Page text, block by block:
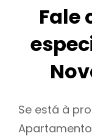
Fale
Se está à